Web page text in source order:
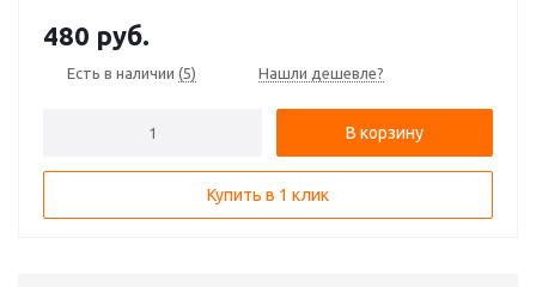
480 руб.
Есть в наличии (5) Нашли дешевле?
В корзину
Купить в 1 клик